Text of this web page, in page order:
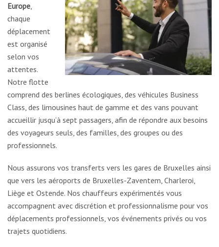
Europe
chaque
déplacement
est organisé
selon vos
attentes.
Notre flotte
comprend des berlines écologiques, des véhicules Business
Class, des limousines haut de gamme et des vans pouvant
accueillir jusqu’à sept passagers, afin de répondre aux besoins
des voyageurs seuls, des familles, des groupes ou des
professionnels.
Nous assurons vos transferts vers les gares de Bruxelles ainsi
que vers les aéroports de Bruxelles-Zaventem, Charleroi,
Liège et Ostende. Nos chauffeurs expérimentés vous
accompagnent avec discrétion et professionnalisme pour vos
déplacements professionnels, vos événements privés ou vos
trajets quotidiens.